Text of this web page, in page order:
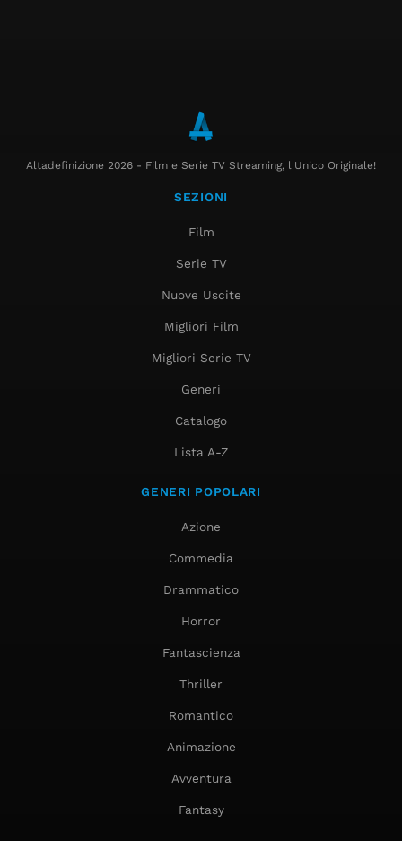
Altadefinizione 2026 - Film e Serie TV Streaming, l'Unico Originale!
SEZIONI
Film
Serie TV
Nuove Uscite
Migliori Film
Migliori Serie TV
Generi
Catalogo
Lista A-Z
GENERI POPOLARI
Azione
Commedia
Drammatico
Horror
Fantascienza
Thriller
Romantico
Animazione
Avventura
Fantasy